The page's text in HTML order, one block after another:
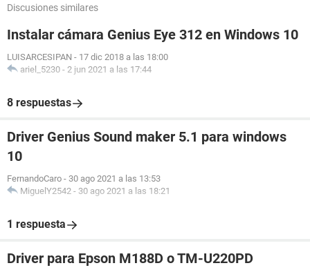
Discusiones similares
Instalar cámara Genius Eye 312 en Windows 10
LUISARCESIPAN - 17 dic 2018 a las 18:00
ariel_5230 - 2 jun 2021 a las 17:44
8 respuestas
Driver Genius Sound maker 5.1 para windows
10
FernandoCaro - 30 ago 2021 a las 13:53
MiguelY2542 - 30 ago 2021 a las 18:21
1 respuesta
Driver para Epson M188D o TM-U220PD